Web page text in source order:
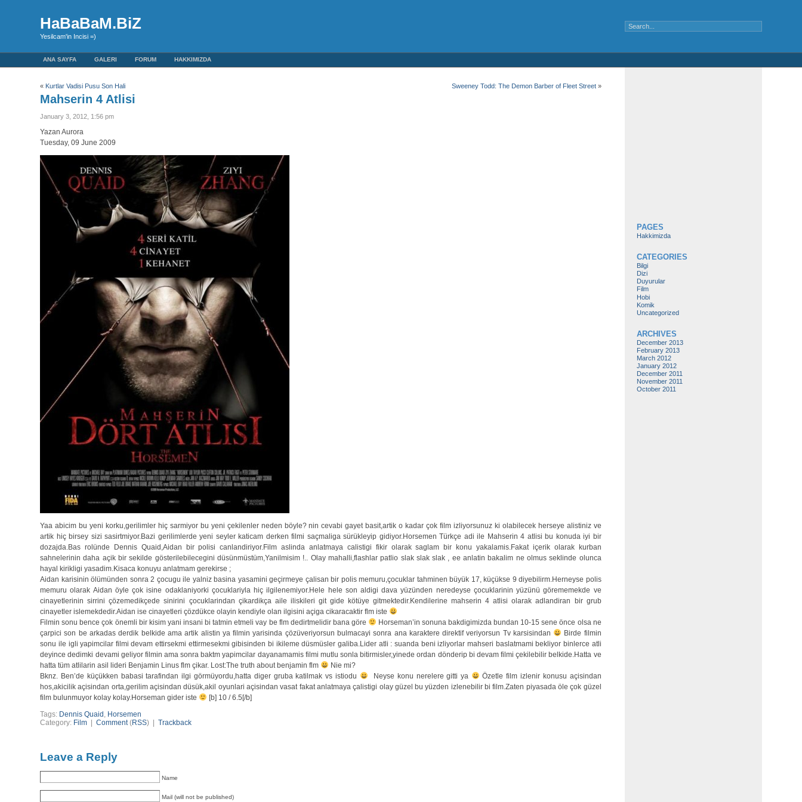
HaBaBaM.BiZ
Yesilcam'in Incisi =)
ANA SAYFA GALERI FORUM HAKKIMIZDA
« Kurtlar Vadisi Pusu Son Hali Sweeney Todd: The Demon Barber of Fleet Street»
Mahserin 4 Atlisi
January 3, 2012, 1:56 pm
Yazan Aurora
Tuesday, 09 June 2009
Yaa abicim bu yeni korku,gerilimler hiç sarmiyor bu yeni çekilenler neden böyle? nin cevabi gayet basit,artik o kadar çok film izliyorsunuz ki olabilecek herseye alistiniz ve
artik hiç birsey sizi sasirtmiyor.Bazi gerilimlerde yeni seyler katicam derken filmi saçmaliga sürükleyip gidiyor.Horsemen Türkçe adi ile Mahserin 4 atlisi bu konuda iyi bir
dozajda.Bas rolünde Dennis Quaid,Aidan bir polisi canlandiriyor.Film aslinda anlatmaya calistigi fikir olarak saglam bir konu yakalamis.Fakat içerik olarak kurban
sahnelerinin daha açik bir sekilde gösterilebilecegini düsünmüstüm,Yanilmisim !.. Olay mahalli,flashlar patlio slak slak slak , ee anlatin bakalim ne olmus seklinde olunca
hayal kirikligi yasadim.Kisaca konuyu anlatmam gerekirse ;
Aidan karisinin ölümünden sonra 2 çocugu ile yalniz basina yasamini geçirmeye çalisan bir polis memuru,çocuklar tahminen büyük 17, küçükse 9 diyebilirm.Herneyse polis
memuru olarak Aidan öyle çok isine odaklaniyorki çocuklariyla hiç ilgilenemiyor.Hele hele son aldigi dava yüzünden neredeyse çocuklarinin yüzünü görememekde ve
cinayetlerinin sirrini çözemedikçede sinirini çocuklarindan çikardikça aile iliskileri git gide kötüye gitmektedir.Kendilerine mahserin 4 atlisi olarak adlandiran bir grub
cinayetler islemekdedir.Aidan ise cinayetleri çözdükce olayin kendiyle olan ilgisini açiga cikaracaktir flm iste
Filmin sonu bence çok önemli bir kisim yani insani bi tatmin etmeli vay be flm dedirtmelidir bana göre
Horseman’in sonuna bakdigimizda bundan 10-15 sene önce olsa ne
çarpici son be arkadas derdik belkide ama artik alistin ya filmin yarisinda çözüveriyorsun bulmacayi sonra ana karaktere direktif veriyorsun Tv karsisindan
Birde filmin
sonu ile igli yapimcilar filmi devam ettirsekmi ettirmesekmi gibisinden bi ikileme düsmüsler galiba.Lider atli : suanda beni izliyorlar mahseri baslatmami bekliyor binlerce atli
deyince dedimki devami geliyor filmin ama sonra baktm yapimcilar dayanamamis filmi mutlu sonla bitirmisler,yinede ordan dönderip bi devam filmi çekilebilir belkide.Hatta ve
hatta tüm atlilarin asil lideri Benjamin Linus flm çikar. Lost:The truth about benjamin flm
Nie mi?
Bknz. Ben’de küçükken babasi tarafindan ilgi görmüyordu,hatta diger gruba katilmak vs istiodu
Neyse konu nerelere gitti ya
Özetle film izlenir konusu açisindan
hos,akicilik açisindan orta,gerilim açisindan düsük,akil oyunlari açisindan vasat fakat anlatmaya çalistigi olay güzel bu yüzden izlenebilir bi film.Zaten piyasada öle çok güzel
film bulunmuyor kolay kolay.Horseman gider iste
[b] 10 / 6.5[/b]
Tags: Dennis Quaid , Horsemen
Category: Film |Comment(RSS) |Trackback
Leave a Reply
Name
Mail (will not be published)
PAGES
Hakkimizda
CATEGORIES
Bilgi
Dizi
Duyurular
Film
Hobi
Komik
Uncategorized
ARCHIVES
December 2013
February 2013
March 2012
January 2012
December 2011
November 2011
October 2011